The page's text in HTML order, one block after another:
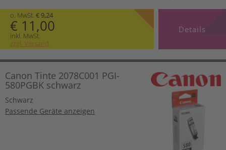
o. MwSt. € 9,24
€ 11,00
inkl. MwSt.
zzgl. Versand
Details
Canon Tinte 2078C001 PGI-
580PGBK schwarz
Schwarz
Passende Geräte anzeigen